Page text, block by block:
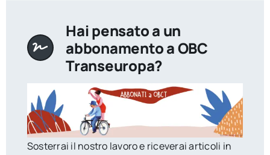
Hai pensato a un
abbonamento a OBC
Transeuropa?
Sosterrai il nostro lavoro e riceverai articoli in